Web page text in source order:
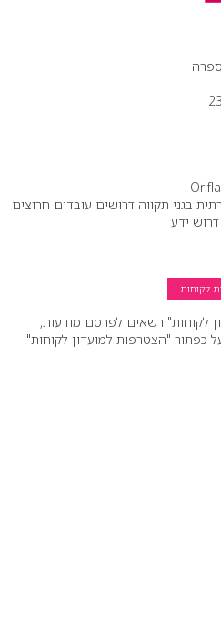
בגני תקווה דרושים עובדים חרוצים
ידע
לקוחות
לקוחות" רשאים לפרסם מודעות,
כפתור "הצטרפות למועדון לקוחות".